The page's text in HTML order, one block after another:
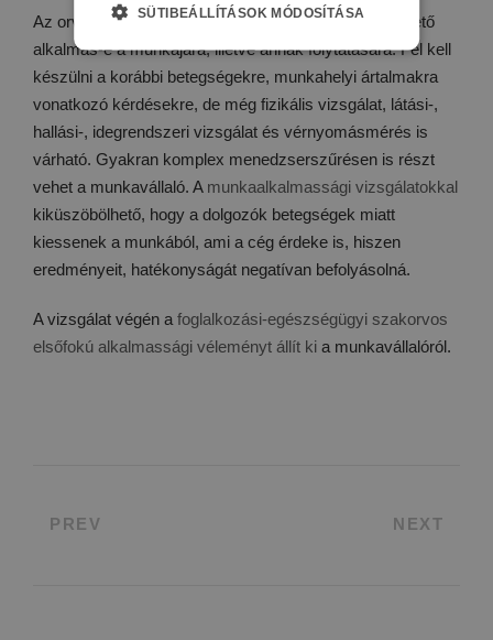
Az orvos minden alkalommal megállapítja, hogy az illető
alkalmas-e a munkájára, illetve annak folytatására. Fel kell
készülni a korábbi betegségekre, munkahelyi ártalmakra
vonatkozó kérdésekre, de még fizikális vizsgálat, látási-,
hallási-, idegrendszeri vizsgálat és vérnyomásmérés is
várható. Gyakran komplex menedzserszűrésen is részt
vehet a munkavállaló. A munkaalkalmassági vizsgálatokkal
kiküszöbölhető, hogy a dolgozók betegségek miatt
kiessenek a munkából, ami a cég érdeke is, hiszen
eredményeit, hatékonyságát negatívan befolyásolná.
A vizsgálat végén a foglalkozási-egészségügyi szakorvos
elsőfokú alkalmassági véleményt állít ki a munkavállalóról.
PREV NEXT
SÜTIBEÁLLÍTÁSOK MÓDOSÍTÁSA